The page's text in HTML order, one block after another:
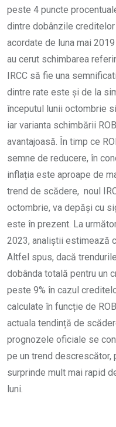
peste 4 puncte
dintre dobânzile
acordate de luna mai
au cerut schimbarea
IRCC să fie una
dintre rate este și de la
începutul lunii octombrie
iar varianta schimbării
avantajoasă. În timp ce
semne de reducere, în
inflația este aproape de
trend de scădere, noul
octombrie, va depăși cu
este în prezent. La
2023, analiștii estimează
Altfel spus, dacă
dobânda totală pentru un
peste 9% în cazul
calculate în funcție de
actuala tendință de
prognozele oficiale se
pe un trend descrescător,
surprinde mult mai rapid
luni.